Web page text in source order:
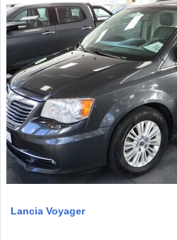
Lancia Voyager